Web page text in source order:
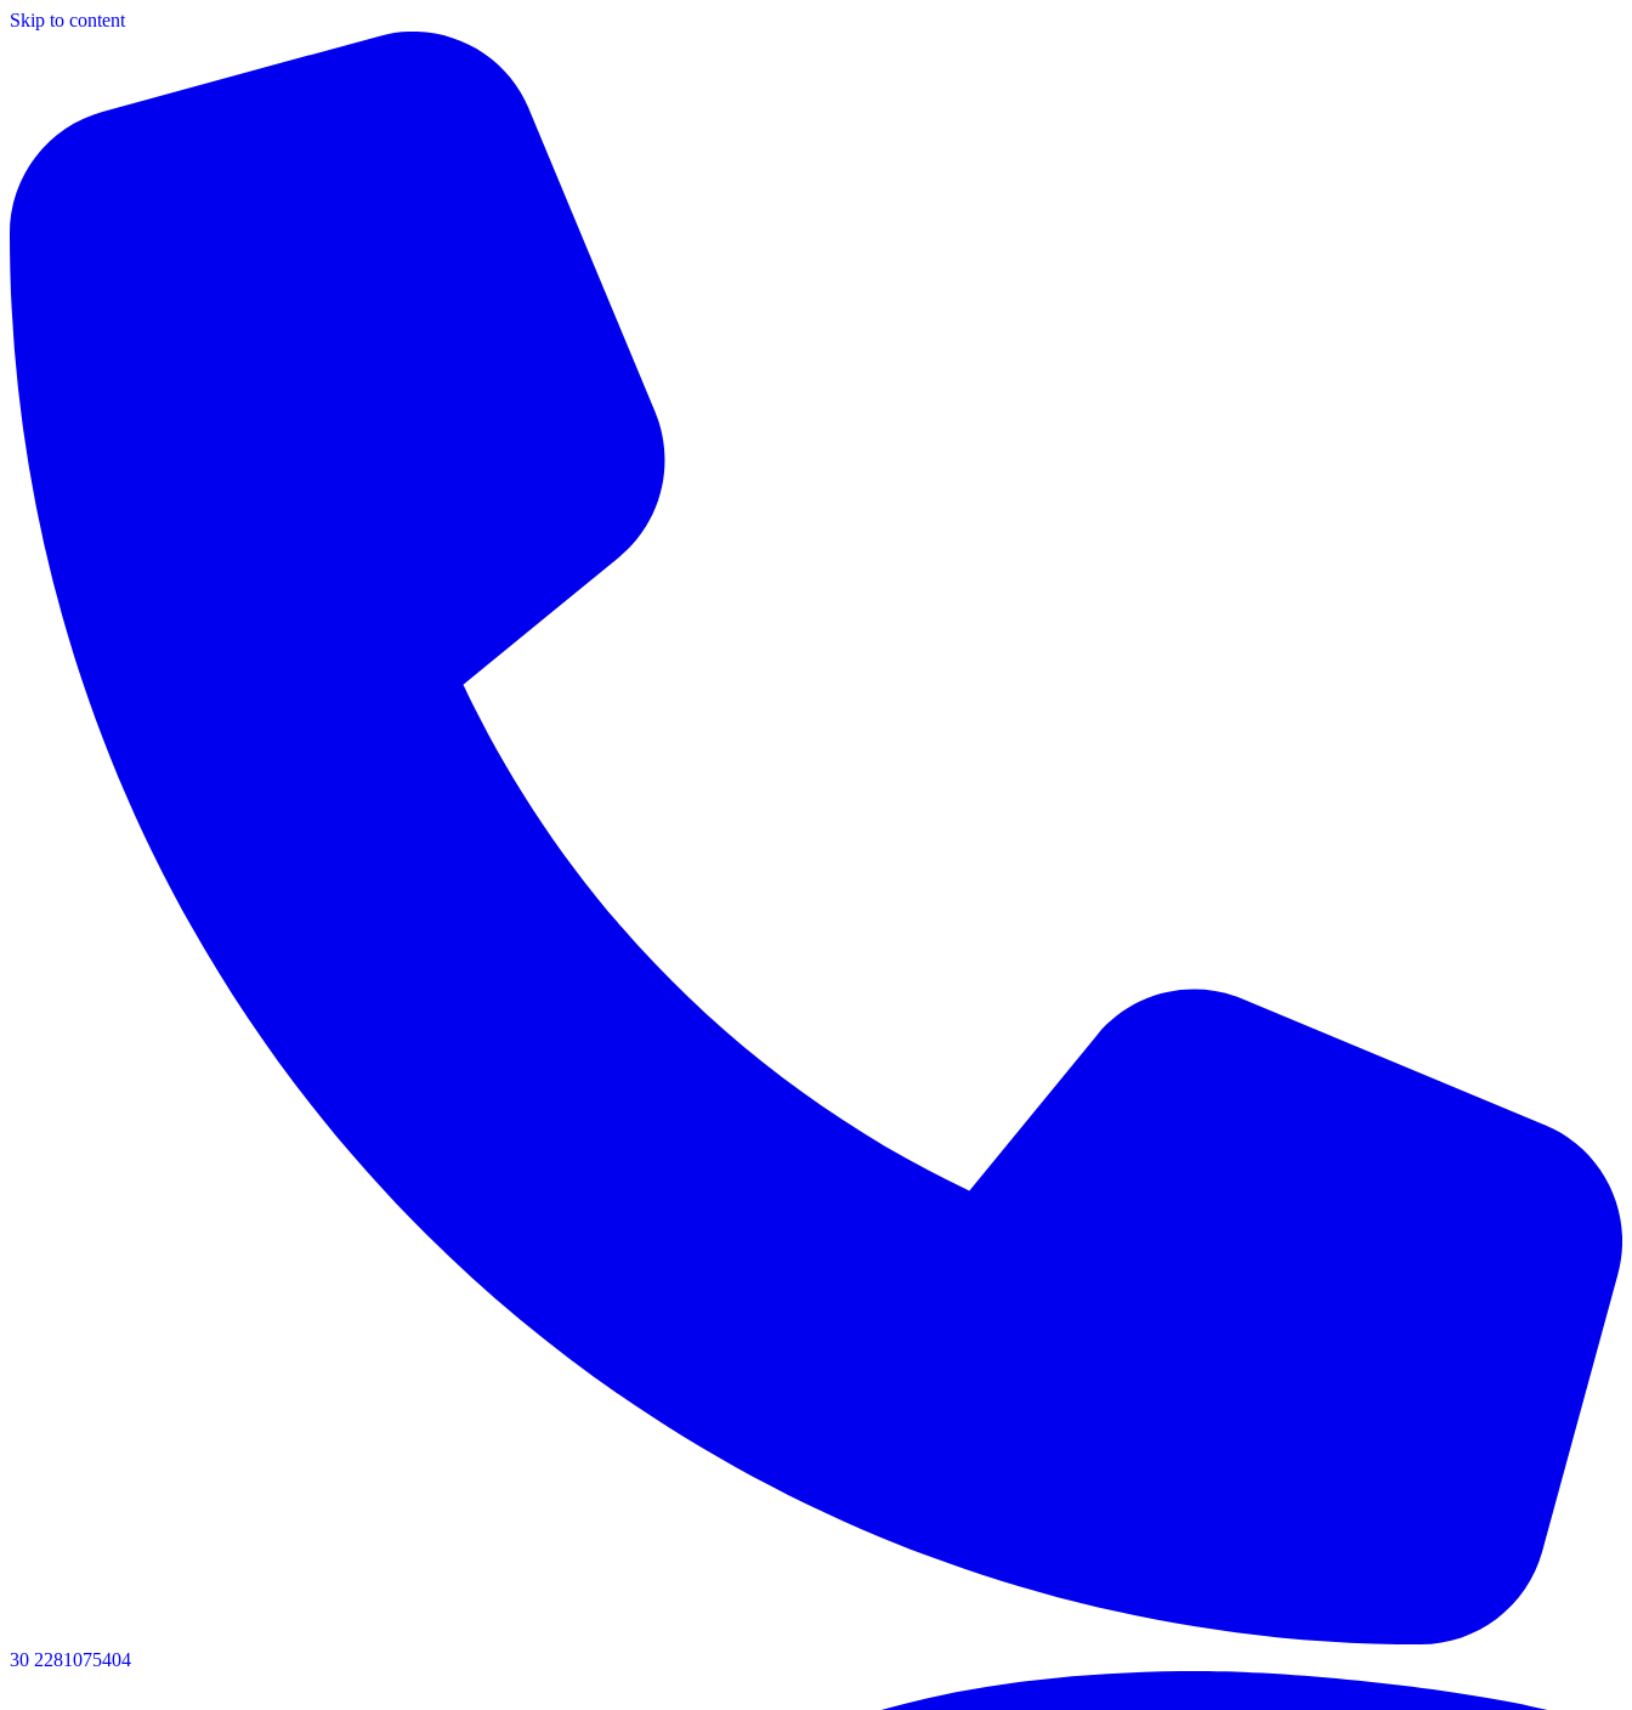
Skip to content
30 2281075404